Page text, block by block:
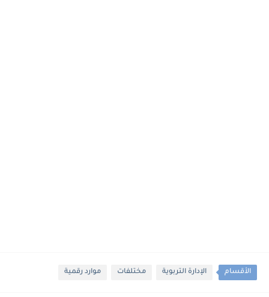
الأقسام الإدارة التربوية مختلفات موارد رقمية